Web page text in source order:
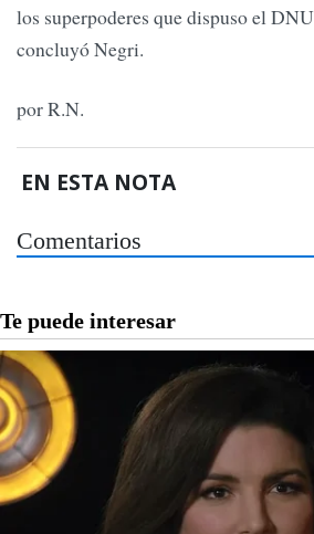
los superpoderes que dispuso el
concluyó Negri.
por R.N.
EN ESTA NOTA
Comentarios